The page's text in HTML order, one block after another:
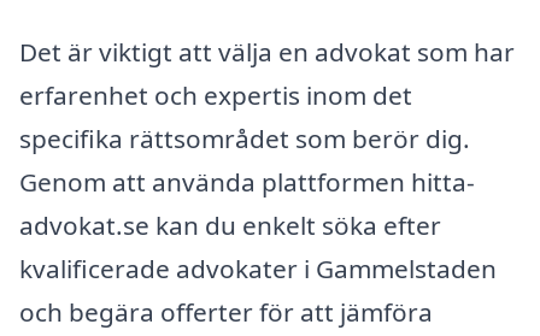
Det är viktigt att välja en advokat som har
erfarenhet och expertis inom det
specifika rättsområdet som berör dig.
Genom att använda plattformen hitta-
advokat.se kan du enkelt söka efter
kvalificerade advokater i Gammelstaden
och begära offerter för att jämföra